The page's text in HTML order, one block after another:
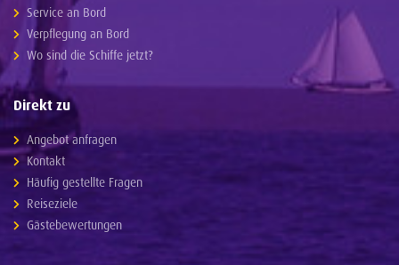
Service an Bord
Verpflegung an Bord
Wo sind die Schiffe jetzt?
Direkt zu
Angebot anfragen
Kontakt
Häufig gestellte Fragen
Reiseziele
Gästebewertungen